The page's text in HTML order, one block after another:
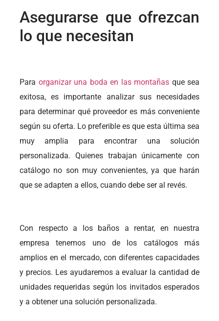
Asegurarse que ofrezcan
lo que necesitan
Para organizar una boda en las montañas que sea
exitosa, es importante analizar sus necesidades
para determinar qué proveedor es más conveniente
según su oferta. Lo preferible es que esta última sea
muy amplia para encontrar una solución
personalizada. Quienes trabajan únicamente con
catálogo no son muy convenientes, ya que harán
que se adapten a ellos, cuando debe ser al revés.
Con respecto a los baños a rentar, en nuestra
empresa tenemos uno de los catálogos más
amplios en el mercado, con diferentes capacidades
y precios. Les ayudaremos a evaluar la cantidad de
unidades requeridas según los invitados esperados
y a obtener una solución personalizada.